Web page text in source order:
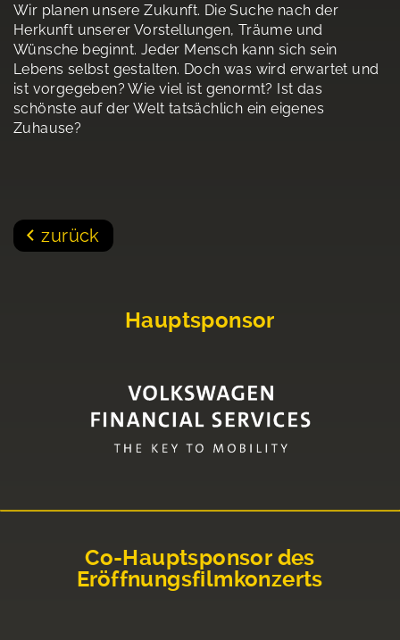
Wir planen unsere Zukunft. Die Suche nach der
Herkunft unserer Vorstellungen, Träume und
Wünsche beginnt. Jeder Mensch kann sich sein
Lebens selbst gestalten. Doch was wird erwartet und
ist vorgegeben? Wie viel ist genormt? Ist das
schönste auf der Welt tatsächlich ein eigenes
Zuhause?
zurück
Hauptsponsor
Co-Hauptsponsor des
Eröffnungsfilmkonzerts